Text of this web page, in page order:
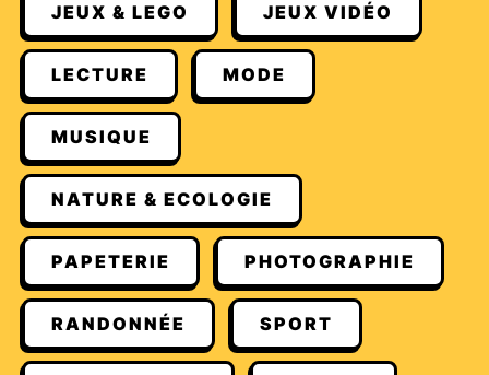
JEUX & LEGO JEUX VIDÉO
LECTURE MODE
MUSIQUE
NATURE & ECOLOGIE
PAPETERIE PHOTOGRAPHIE
RANDONNÉE SPORT